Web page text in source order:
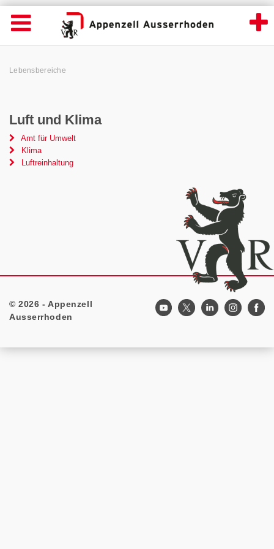
Lebensbereiche - Appenzell Ausserrhoden
Wichtige
Seiten
Home
Inhalt
Navigation öffnen
Inhalt
Pfadnavigation
Lebensbereiche
Luft und Klima
Amt für Umwelt
Klima
Luftreinhaltung
Footer
© 2026 - Appenzell
Ausserrhoden